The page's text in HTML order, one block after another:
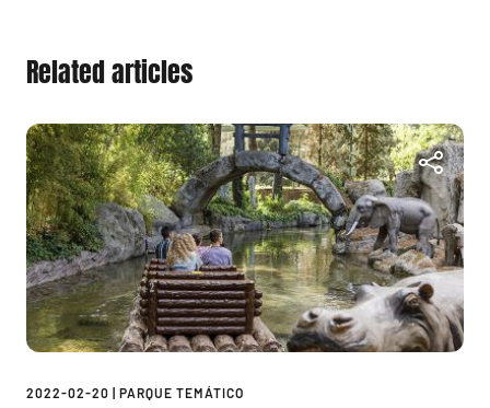
Related articles
2022-02-20 | PARQUE TEMÁTICO